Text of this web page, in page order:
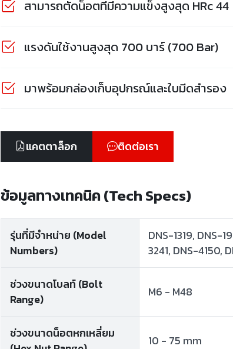
สามารถตัดน็อตที่มีความแข็งสูงสุด HRc 44
แรงดันใช้งานสูงสุด 700 บาร์ (700 Bar)
มาพร้อมกล่องเก็บอุปกรณ์และใบมีดสำรอง
แคตตาล็อก ติดต่อเรา
ข้อมูลทางเทคนิค (Tech Specs)
รุ่นที่มีจำหน่าย (Model
Numbers)
DNS-1319, DNS-
3241, DNS-4150,
ช่วงขนาดโบลท์ (Bolt
Range)
M6 - M48
ช่วงขนาดน็อตหกเหลี่ยม
10 - 75 mm